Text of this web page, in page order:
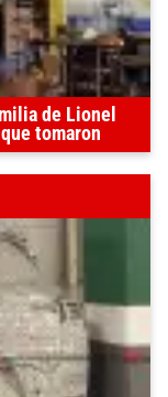
de Lionel
tomaron